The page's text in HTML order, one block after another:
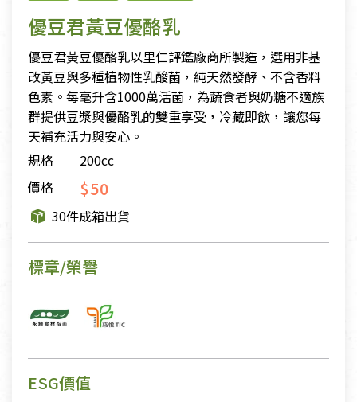
優豆君黃豆優酪乳
優豆君黃豆優酪乳以里仁評鑑廠商所製造，選用非基
改黃豆與多種植物性乳酸菌，純天然發酵、不含香料
色素。每毫升含1000萬活菌，為蔬食者與奶糖不適族
群提供豆漿與優酪乳的雙重享受，冷藏即飲，讓您每
天補充活力與安心。
規格
200cc
價格
$50
30件成箱出貨
標章/榮譽
ESG價值